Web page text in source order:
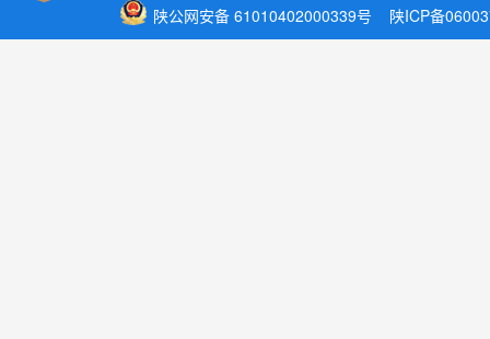
陕公网安备 61010402000339号 陕ICP备